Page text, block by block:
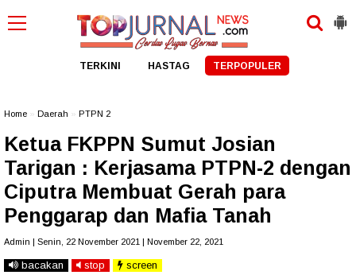
TERKINI HASTAG TERPOPULER
Home Daerah PTPN 2
Ketua FKPPN Sumut Josian
Tarigan : Kerjasama PTPN-2 dengan
Ciputra Membuat Gerah para
Penggarap dan Mafia Tanah
Admin | Senin, 22 November 2021 | November 22, 2021
bacakan stop screen